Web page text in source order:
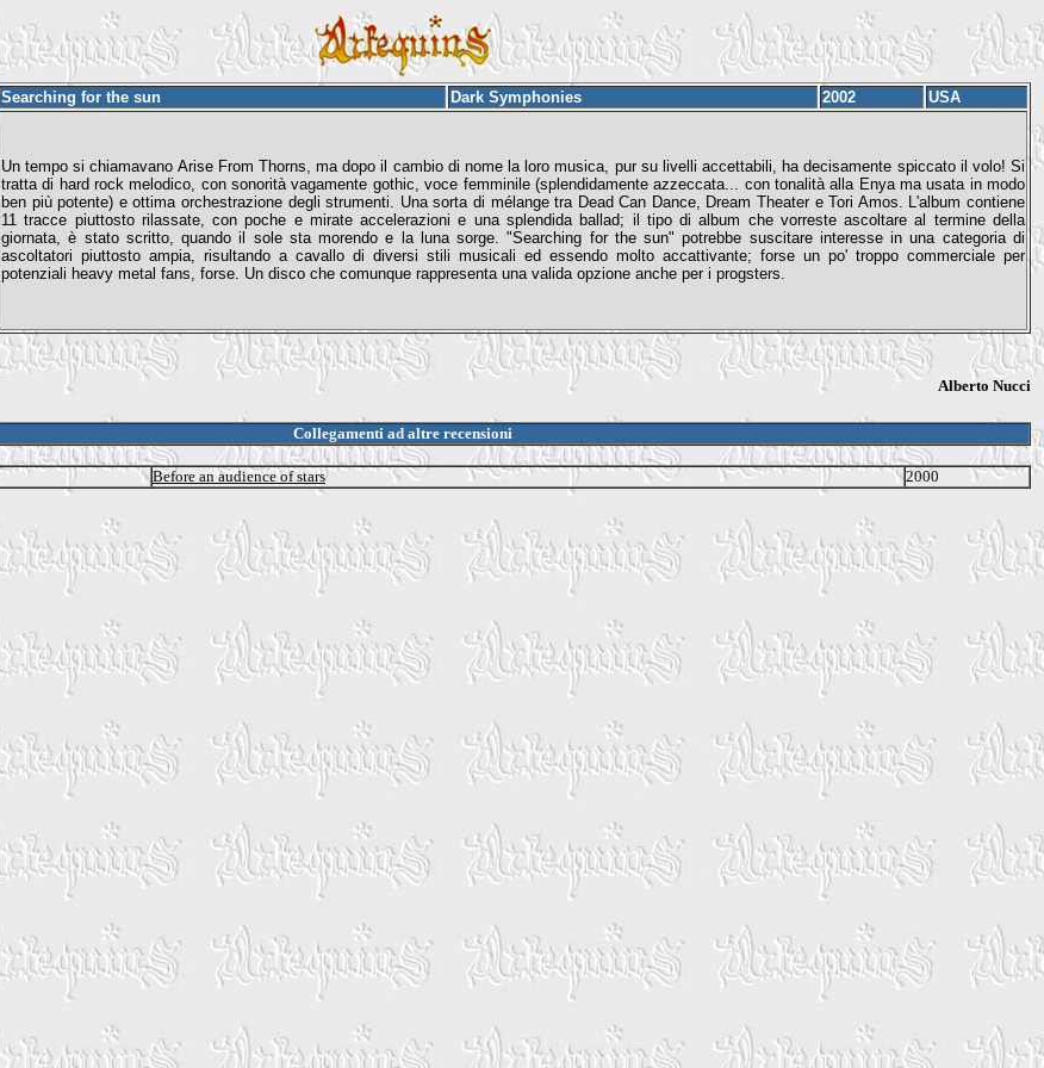
Searching for the sun Dark Symphonies 2002 USA
Un tempo si chiamavano Arise From Thorns, ma dopo il cambio di nome la loro musica, pur su livelli accettabili, ha decisamente spiccato il volo! Si
tratta di hard rock melodico, con sonorità vagamente gothic, voce femminile (splendidamente azzeccata... con tonalità alla Enya ma usata in modo
ben più potente) e ottima orchestrazione degli strumenti. Una sorta di mélange tra Dead Can Dance, Dream Theater e Tori Amos. L'album contiene
11 tracce piuttosto rilassate, con poche e mirate accelerazioni e una splendida ballad; il tipo di album che vorreste ascoltare al termine della
giornata, è stato scritto, quando il sole sta morendo e la luna sorge. "Searching for the sun" potrebbe suscitare interesse in una categoria di
ascoltatori piuttosto ampia, risultando a cavallo di diversi stili musicali ed essendo molto accattivante; forse un po' troppo commerciale per
potenziali heavy metal fans, forse. Un disco che comunque rappresenta una valida opzione anche per i progsters.
Alberto Nucci
Collegamenti ad altre recensioni
Before an audience of stars 2000